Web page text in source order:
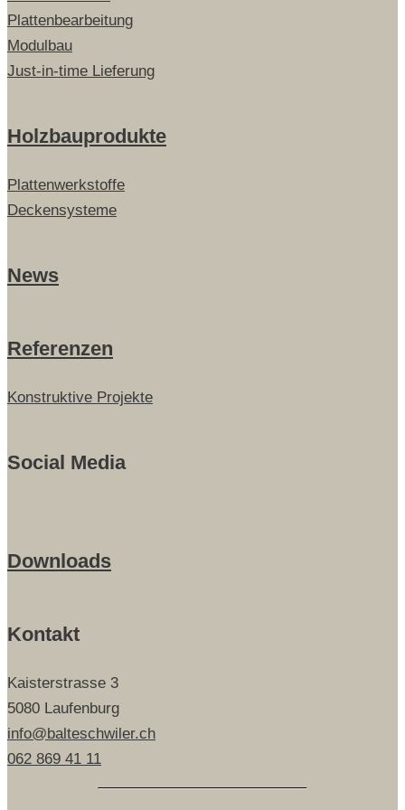
Plattenbearbeitung
Modulbau
Just-in-time Lieferung
Holzbauprodukte
Plattenwerkstoffe
Deckensysteme
News
Referenzen
Konstruktive Projekte
Social Media
Downloads
Kontakt
Kaisterstrasse 3
5080 Laufenburg
info@balteschwiler.ch
062 869 41 11